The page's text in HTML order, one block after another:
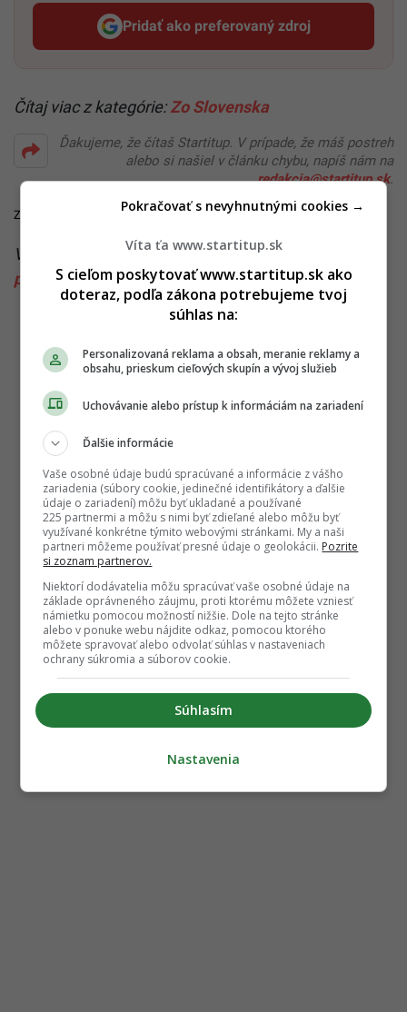
Pridať ako preferovaný zdroj
Startitup, odkaz sa otvorí v
Čítaj viac z kategórie:Zo Slovenska
Ďakujeme, že čítaš Startitup. V prípade, že máš postreh
alebo si našiel v článku chybu, napíš nám na
redakcia@startitup.sk.
Zdroje: suntours, SOI
Viac k téme: cestovná kancelária,dovolenka
podvody,SOI
Víta ťa www.startitup.sk
S cieľom poskytovať www.startitup.sk ako
doteraz, podľa zákona potrebujeme tvoj
súhlas na:
Personalizovaná reklama a obsah, meranie reklamy a
obsahu, prieskum cieľových skupín a vývoj služieb
Uchovávanie alebo prístup k informáciám na zariadení
Ďalšie informácie
Vaše osobné údaje budú spracúvané a informácie z vášho
zariadenia (súbory cookie, jedinečné identifikátory a ďalšie
údaje o zariadení) môžu byť ukladané a používané
225 partnermi a môžu s nimi byť zdieľané alebo môžu byť
využívané konkrétne týmito webovými stránkami. My a naši
partneri môžeme používať presné údaje o geolokácii. Pozrite
si zoznam partnerov.
Niektorí dodávatelia môžu spracúvať vaše osobné údaje na
základe oprávneného záujmu, proti ktorému môžete vzniesť
námietku pomocou možností nižšie. Dole na tejto stránke
alebo v ponuke webu nájdite odkaz, pomocou ktorého
môžete spravovať alebo odvolať súhlas v nastaveniach
ochrany súkromia a súborov cookie.
Súhlasím
Pokračovať s nevyhnutnými cookies →
Nastavenia